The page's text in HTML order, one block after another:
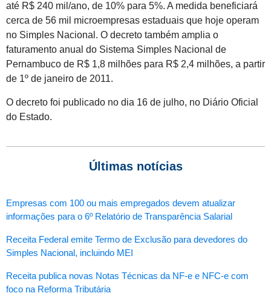
até R$ 240 mil/ano, de 10% para 5%. A medida beneficiará
cerca de 56 mil microempresas estaduais que hoje operam
no Simples Nacional. O decreto também amplia o
faturamento anual do Sistema Simples Nacional de
Pernambuco de R$ 1,8 milhões para R$ 2,4 milhões, a partir
de 1º de janeiro de 2011.
O decreto foi publicado no dia 16 de julho, no Diário Oficial
do Estado.
Últimas notícias
Empresas com 100 ou mais empregados devem atualizar
informações para o 6º Relatório de Transparência Salarial
Receita Federal emite Termo de Exclusão para devedores do
Simples Nacional, incluindo MEI
Receita publica novas Notas Técnicas da NF-e e NFC-e com
foco na Reforma Tributária